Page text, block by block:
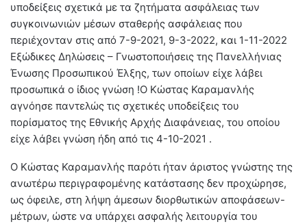
υποδείξεις σχετικά με τα ζητήματα ασφάλειας των
συγκοινωνιών μέσων σταθερής ασφάλειας που
περιέχονταν στις από 7-9-2021, 9-3-2022, και 1-11-2022
Εξώδικες Δηλώσεις – Γνωστοποιήσεις της Πανελλήνιας
Ένωσης Προσωπικού Έλξης, των οποίων είχε λάβει
προσωπικά ο ίδιος γνώση !Ο Κώστας Καραμανλής
αγνόησε παντελώς τις σχετικές υποδείξεις του
πορίσματος της Εθνικής Αρχής Διαφάνειας, του οποίου
είχε λάβει γνώση ήδη από τις 4-10-2021 .
Ο Κώστας Καραμανλής παρότι ήταν άριστος γνώστης της
ανωτέρω περιγραφομένης κατάστασης δεν προχώρησε,
ως όφειλε, στη λήψη άμεσων διορθωτικών αποφάσεων-
μέτρων, ώστε να υπάρχει ασφαλής λειτουργία του